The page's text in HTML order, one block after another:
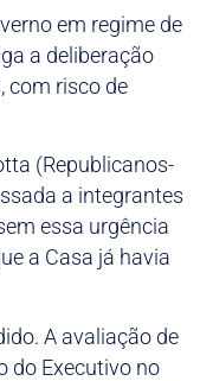
em regime de
a deliberação
com risco de
(Republicanos-
a integrantes
essa urgência
a Casa já havia
A avaliação de
do Executivo no